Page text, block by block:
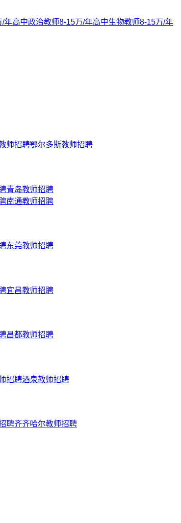
/年高中政治教师8-15万/年高中生物教师8-15万/年
师招聘鄂尔多斯教师招聘
青岛教师招聘
南通教师招聘
东莞教师招聘
宜昌教师招聘
昌都教师招聘
招聘酒泉教师招聘
聘齐齐哈尔教师招聘